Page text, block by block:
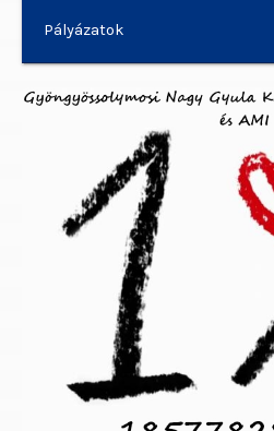
Pályázatok